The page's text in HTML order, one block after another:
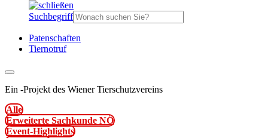
Suchbegriff
Patenschaften
Tiernotruf
Ein -Projekt des Wiener Tierschutzvereins
Alle
Erweiterte Sachkunde NÖ
Event-Highlights